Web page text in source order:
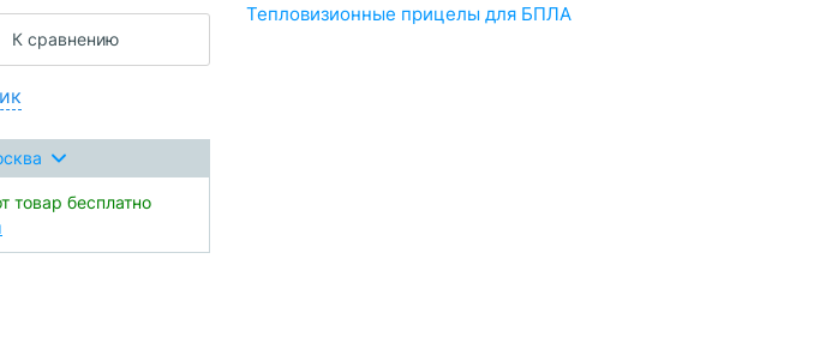
К сравнению
товар бесплатно
Тепловизионные прицелы для БПЛА